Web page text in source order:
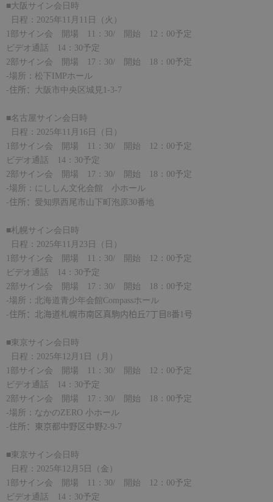
■大阪サイン会日時
日程： 2025年 11 月 11 日（火）
1 部サイン会 開場 11 ： 30/ 開始 12 ： 00予定
ビデオ通話
14 ： 30予定
2部サイン会 開場 17 ： 30/ 開始 18 ： 00予定
-場所：松下 IMPホール
-住所： 大阪市中央区城見1-3-7
■名古屋サイン会日時
日程： 2025年 11 月 16 日（日）
1 部サイン会 開場 11 ： 30/ 開始 12 ： 00予定
ビデオ通話
14 ： 30予定
2部サイン会 開場 17 ： 30/ 開始 18 ： 00予定
-場所：にししん文化会館 小ホール
-住所： 愛知県西尾市山下町泡原30 番地
■札幌サイン会日時
日程： 2025年 11 月 23 日（日）
1 部サイン会 開場 11 ： 30/ 開始 12 ： 00予定
ビデオ通話
14 ： 30予定
2部サイン会 開場 17 ： 30/ 開始 18 ： 00予定
-場所：北海道青少年会館Compassホール
-住所：北海道札幌市南区真駒内柏丘7丁目 8番 1 号
■東京サイン会日時
日程： 2025年 12 月 1 日（月）
1 部サイン会 開場 11 ： 30/ 開始 12 ： 00予定
ビデオ通話
14 ： 30予定
2部サイン会 開場 17 ： 30/ 開始 18 ： 00予定
-場所：なかのZERO 小ホール
-住所：東京都中野区中野2-9-7
■東京サイン会日時
日程： 2025年 12 月 5 日（金）
1 部サイン会 開場 11 ： 30/ 開始 12 ： 00予定
ビデオ通話
14 ： 30予定